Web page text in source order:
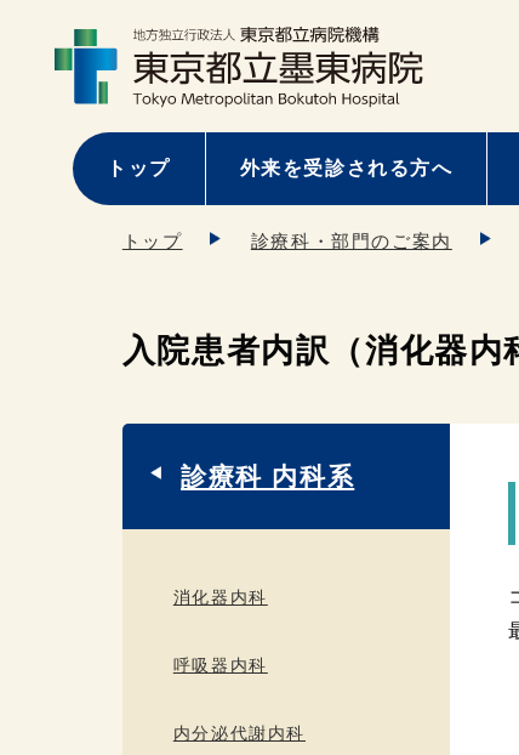
トップ 外来を受診される方へ
トップ 診療科・部門のご案内
入院患者内訳（消化器内
診療科 内科系
消化器内科
呼吸器内科
内分泌代謝内科